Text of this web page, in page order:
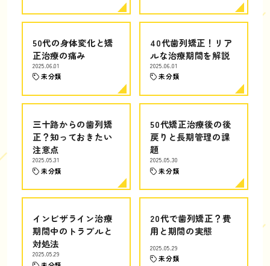
50代の身体変化と矯
正治療の痛み
2025.06.01
未分類
40代歯列矯正！リア
ルな治療期間を解説
2025.06.01
未分類
三十路からの歯列矯
正？知っておきたい
注意点
2025.05.31
未分類
50代矯正治療後の後
戻りと長期管理の課
題
2025.05.30
未分類
インビザライン治療
期間中のトラブルと
対処法
2025.05.29
20代で歯列矯正？費
用と期間の実態
2025.05.29
未分類